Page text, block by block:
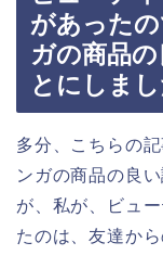
があった
ガの商品
とにしまし
多分、こちらの
ンガの商品の良
が、私が、ビュ
たのは、友達か